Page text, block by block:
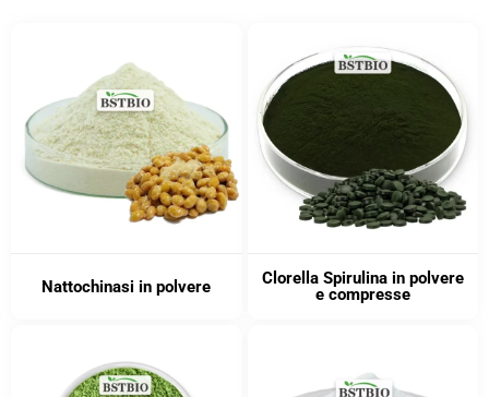
Nattochinasi in polvere
Clorella Spirulina in polvere
e compresse